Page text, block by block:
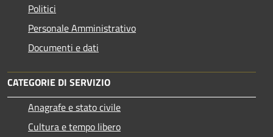
Politici
Personale Amministrativo
Documenti e dati
CATEGORIE DI SERVIZIO
Anagrafe e stato civile
Cultura e tempo libero